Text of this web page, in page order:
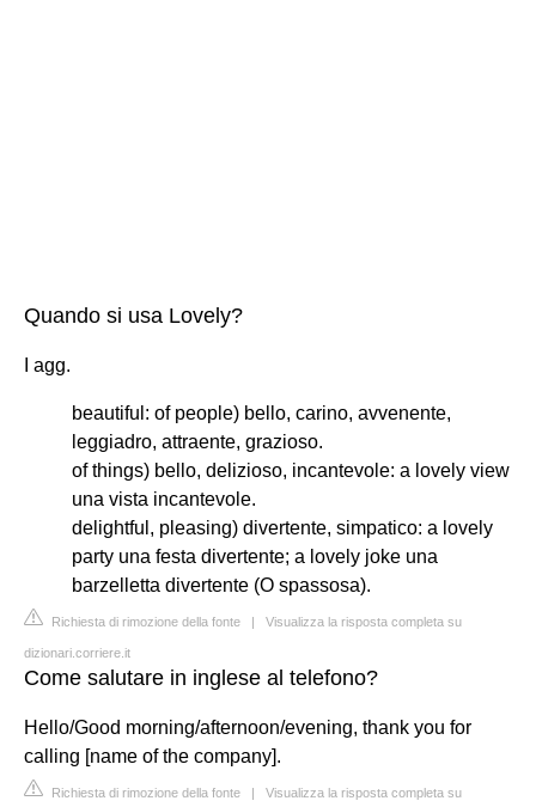
Quando si usa Lovely?
I agg.
beautiful: of people) bello, carino, avvenente,
leggiadro, attraente, grazioso.
of things) bello, delizioso, incantevole: a lovely view
una vista incantevole.
delightful, pleasing) divertente, simpatico: a lovely
party una festa divertente; a lovely joke una
barzelletta divertente (O spassosa).
Richiesta di rimozione della fonte | Visualizza la risposta completa su
dizionari.corriere.it
Come salutare in inglese al telefono?
Hello/Good morning/afternoon/evening, thank you for
calling [name of the company].
Richiesta di rimozione della fonte | Visualizza la risposta completa su